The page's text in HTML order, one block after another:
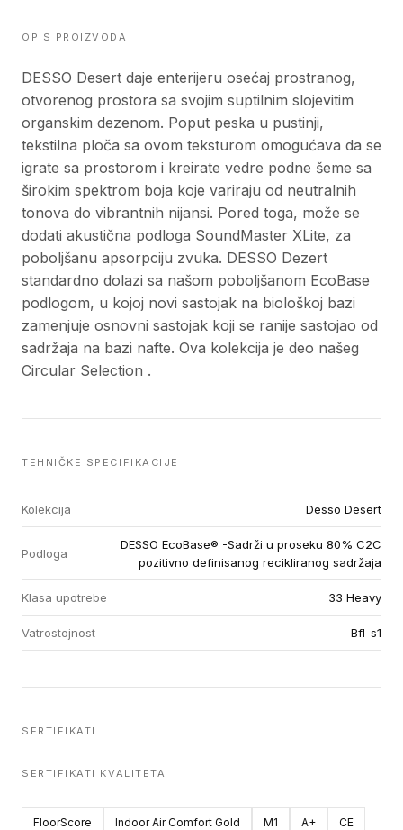
OPIS PROIZVODA
DESSO Desert daje enterijeru osećaj prostranog,
otvorenog prostora sa svojim suptilnim slojevitim
organskim dezenom. Poput peska u pustinji,
tekstilna ploča sa ovom teksturom omogućava da se
igrate sa prostorom i kreirate vedre podne šeme sa
širokim spektrom boja koje variraju od neutralnih
tonova do vibrantnih nijansi. Pored toga, može se
dodati akustična podloga SoundMaster XLite, za
poboljšanu apsorpciju zvuka. DESSO Dezert
standardno dolazi sa našom poboljšanom EcoBase
podlogom, u kojoj novi sastojak na biološkoj bazi
zamenjuje osnovni sastojak koji se ranije sastojao od
sadržaja na bazi nafte. Ova kolekcija je deo našeg
Circular Selection .
TEHNIČKE SPECIFIKACIJE
Kolekcija Desso Desert
Podloga
DESSO EcoBase® -Sadrži u proseku 80% C2C
pozitivno definisanog recikliranog sadržaja
Klasa upotrebe 33 Heavy
Vatrostojnost Bfl-s1
SERTIFIKATI
SERTIFIKATI KVALITETA
FloorScore Indoor Air Comfort Gold M1 A+ CE